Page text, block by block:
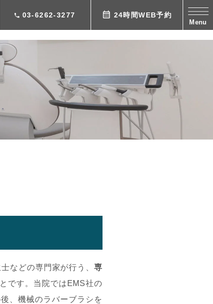
03-6262-3277 24時間WEB予約
Menu
などの専門家が行う、専
です。当院ではEMS社の
、機械のラバーブラシを